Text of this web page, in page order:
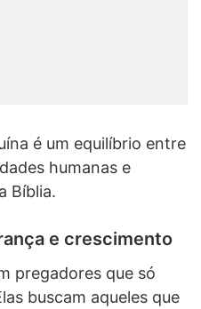
é um equilíbrio entre
humanas e
Bíblia.
e crescimento
pregadores que só
buscam aqueles que